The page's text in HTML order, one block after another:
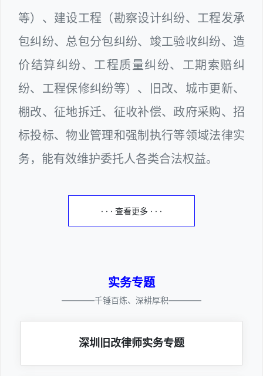
等）、建设工程（勘察设计纠纷、工程发承
包纠纷、总包分包纠纷、竣工验收纠纷、造
价结算纠纷、工程质量纠纷、工期索赔纠
纷、工程保修纠纷等）、旧改、城市更新、
棚改、征地拆迁、征收补偿、政府采购、招
标投标、物业管理和强制执行等领域法律实
务，能有效维护委托人各类合法权益。
· · · 查看更多 · · ·
实务专题
————千锤百炼、深耕厚积————
深圳旧改律师实务专题